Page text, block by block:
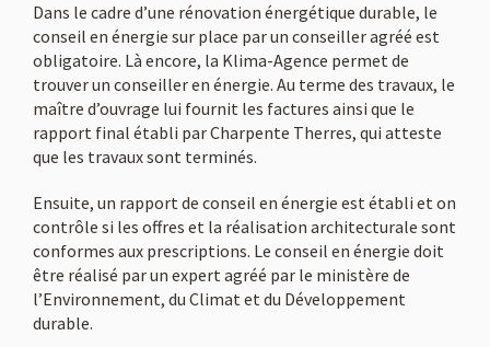
Dans le cadre d’une rénovation énergétique durable, le
conseil en énergie sur place par un conseiller agréé est
obligatoire. Là encore, la Klima-Agence permet de
trouver un conseiller en énergie. Au terme des travaux, le
maître d’ouvrage lui fournit les factures ainsi que le
rapport final établi par Charpente Therres, qui atteste
que les travaux sont terminés.
Ensuite, un rapport de conseil en énergie est établi et on
contrôle si les offres et la réalisation architecturale sont
conformes aux prescriptions. Le conseil en énergie doit
être réalisé par un expert agréé par le ministère de
l’Environnement, du Climat et du Développement
durable.